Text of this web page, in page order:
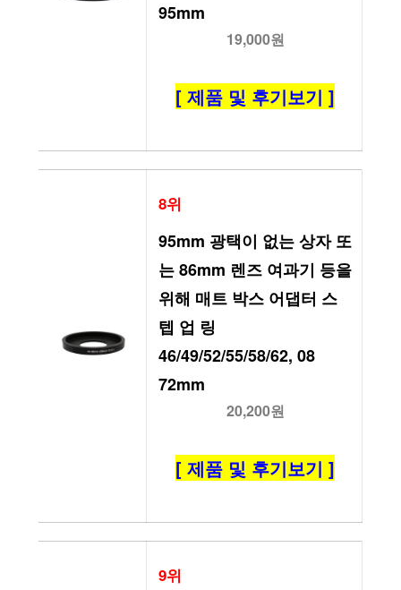
95mm
19,000원
[ 제품 및 후기보기 ]
8위
95mm 광택이 없는 상자 또
는 86mm 렌즈 여과기 등을
위해 매트 박스 어댑터 스
텝 업 링
46/49/52/55/58/62, 08
72mm
20,200원
[ 제품 및 후기보기 ]
9위